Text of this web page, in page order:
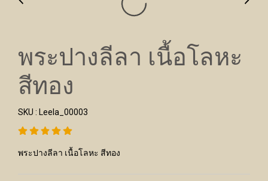
พระปางลีลา เนื้อโลหะ
สีทอง
SKU : Leela_00003
พระปางลีลา เนื้อโลหะ สีทอง